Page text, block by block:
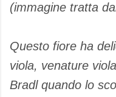
(immagine tratta
Questo fiore ha
viola, venature
Bradl quando lo